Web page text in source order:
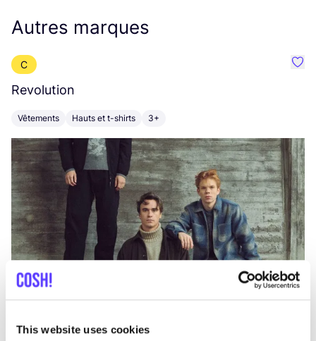
This website uses cookies
Autres marques
C
Revolution
Vêtements Hauts et t-shirts 3+